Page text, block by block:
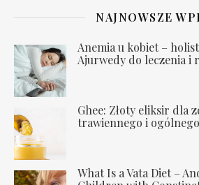
NAJNOWSZE
Anemia u kobiet –
Ajurwedy do leczenia i
Ghee: Złoty eliksir dla
trawiennego i
What Is a Vata Diet –